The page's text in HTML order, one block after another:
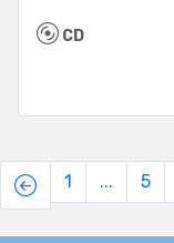
CD
1 ... 5